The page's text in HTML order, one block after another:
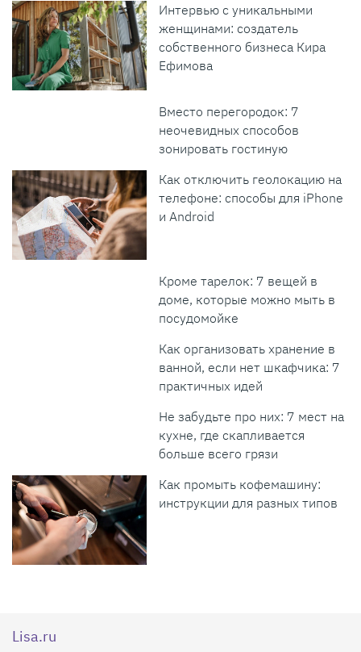
Интервью с уникальными
женщинами: создатель
собственного бизнеса Кира
Ефимова
Вместо перегородок: 7
неочевидных способов
зонировать гостиную
Как отключить геолокацию на
телефоне: способы для iPhone
и Android
Кроме тарелок: 7 вещей в
доме, которые можно мыть в
посудомойке
Как организовать хранение в
ванной, если нет шкафчика: 7
практичных идей
Не забудьте про них: 7 мест на
кухне, где скапливается
больше всего грязи
Как промыть кофемашину:
инструкции для разных типов
Lisa.ru